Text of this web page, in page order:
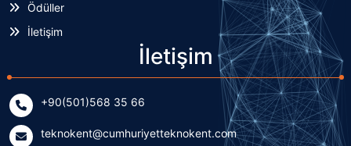
Ödüller
İletişim
İletişim
+90(501)568 35 66
teknokent@cumhuriyetteknokent.com